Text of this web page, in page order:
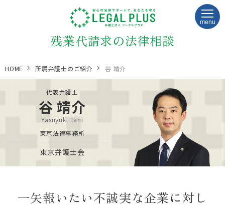
残業代請求の法律相談
menu
HOME 所属弁護士のご紹介 谷 靖介
代表弁護士
谷 靖介
Yasuyuki Tani
東京法律事務所
東京弁護士会
一矢報いたい不誠実な企業に対し